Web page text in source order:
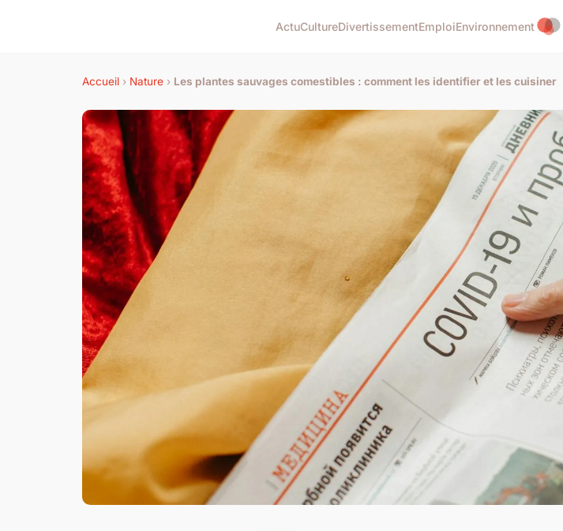
ActuCultureDivertissementEmploiEnvironnement
Accueil › Nature › Les plantes sauvages comestibles : comment les identifier et les cuisiner